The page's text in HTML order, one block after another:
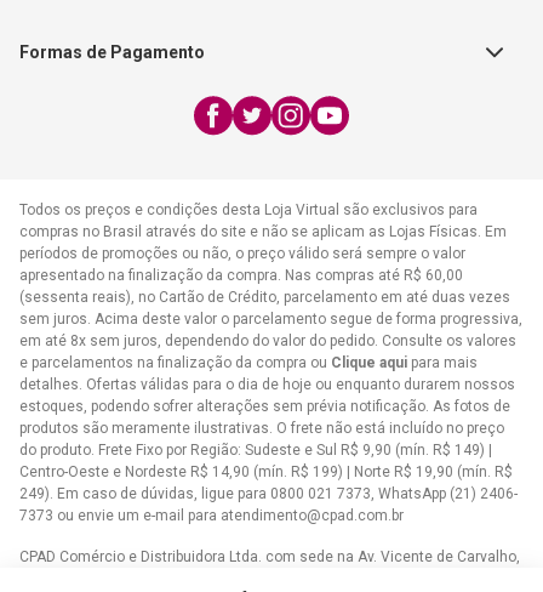
WhatsApp:
atendimento@cpad.com.br
Formas de Pagamento
Todos os preços e condições desta Loja Virtual são exclusivos para
compras no Brasil através do site e não se aplicam as Lojas Físicas. Em
períodos de promoções ou não, o preço válido será sempre o valor
apresentado na finalização da compra. Nas compras até R$ 60,00
(sessenta reais), no Cartão de Crédito, parcelamento em até duas vezes
sem juros. Acima deste valor o parcelamento segue de forma progressiva,
em até 8x sem juros, dependendo do valor do pedido. Consulte os valores
e parcelamentos na finalização da compra ou Clique aqui para mais
detalhes. Ofertas válidas para o dia de hoje ou enquanto durarem nossos
estoques, podendo sofrer alterações sem prévia notificação. As fotos de
produtos são meramente ilustrativas. O frete não está incluído no preço
do produto. Frete Fixo por Região: Sudeste e Sul R$ 9,90 (mín. R$ 149) |
Centro-Oeste e Nordeste R$ 14,90 (mín. R$ 199) | Norte R$ 19,90 (mín. R$
249). Em caso de dúvidas, ligue para 0800 021 7373, WhatsApp (21) 2406-
7373 ou envie um e-mail para atendimento@cpad.com.br
CPAD Comércio e Distribuidora Ltda. com sede na Av. Vicente de Carvalho,